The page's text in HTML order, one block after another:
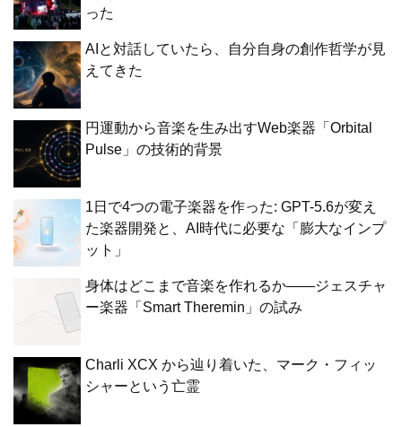
った
AIと対話していたら、自分自身の創作哲学が見
えてきた
円運動から音楽を生み出すWeb楽器「Orbital
Pulse」の技術的背景
1日で4つの電子楽器を作った: GPT-5.6が変え
た楽器開発と、AI時代に必要な「膨大なインプ
ット」
身体はどこまで音楽を作れるか——ジェスチャ
ー楽器「Smart Theremin」の試み
Charli XCX から辿り着いた、マーク・フィッ
シャーという亡霊